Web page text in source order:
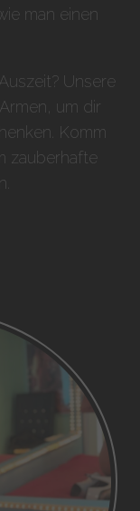
man einen
Unsere
um dir
Komm
zauberhafte